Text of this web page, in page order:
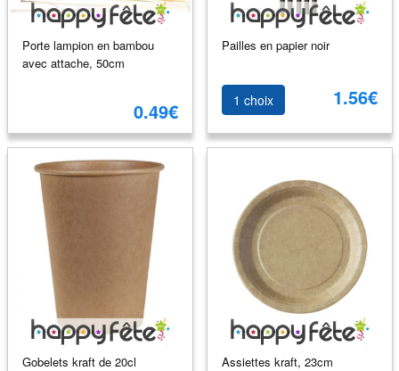
Porte lampion en bambou
avec attache, 50cm
0.49€
Pailles en papier noir
1 choix 1.56€
Gobelets kraft de 20cl Assiettes kraft, 23cm